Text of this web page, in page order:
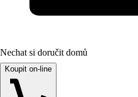
Nechat si doručit domů
Koupit on-line